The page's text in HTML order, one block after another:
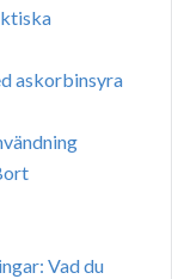
askorbinsyra
Vad du